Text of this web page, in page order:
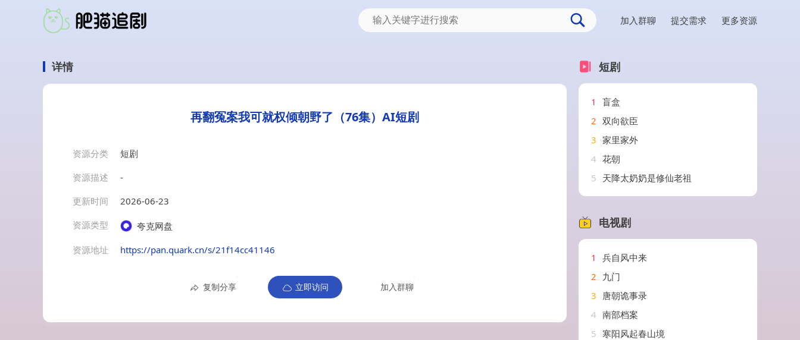
加入群聊 提交需求 更多资源
详情
再翻冤案我可就权倾朝野了（76集）AI短剧
资源分类
短剧
资源描述
-
更新时间
2026-06-23
资源类型
夸克网盘
资源地址
https://pan.quark.cn/s/21f14cc41146
复制分享 立即访问 加入群聊
短剧
1
盲盒
2 双向欲臣
3 家里家外
4 花朝
5 天降太奶奶是修仙老祖
电视剧
1
兵自风中来
2 九门
3 唐朝诡事录
4 南部档案
5 寒阳风起春山境